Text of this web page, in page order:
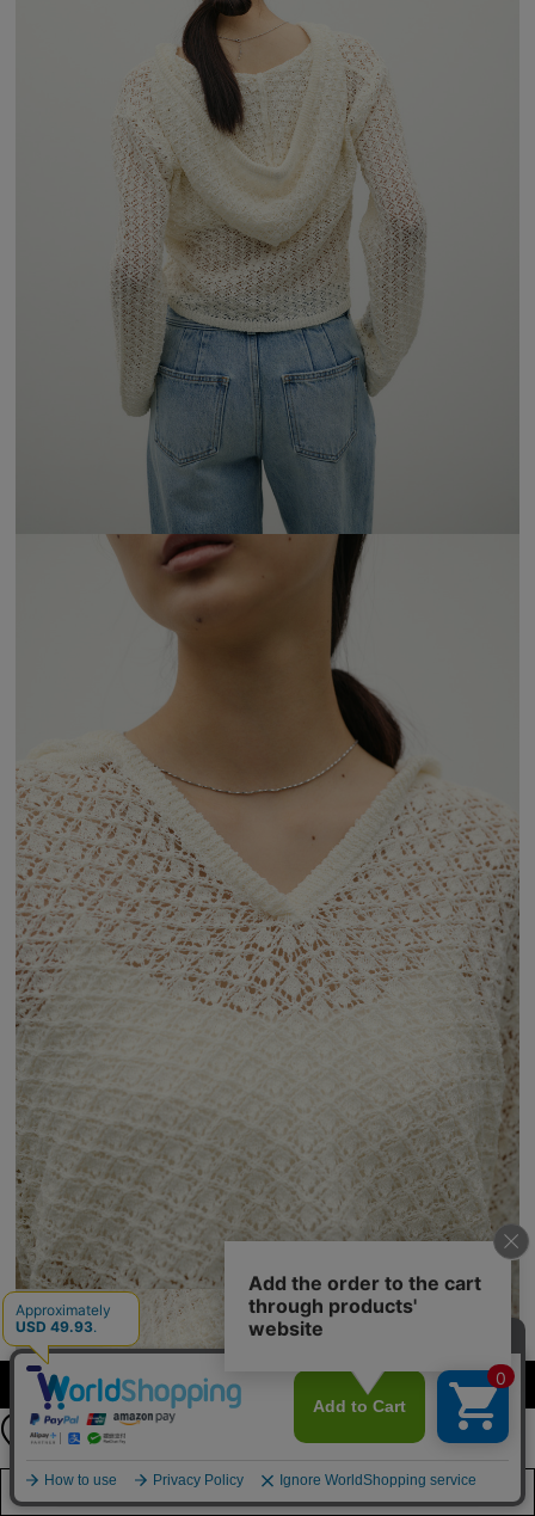
カラーを選択する（フリーサイズ）
店舗在庫を見る
【期間限定】
新規会員登録キャンペーン開催！
8月31日（月）23：59まで
詳しくは
こちら